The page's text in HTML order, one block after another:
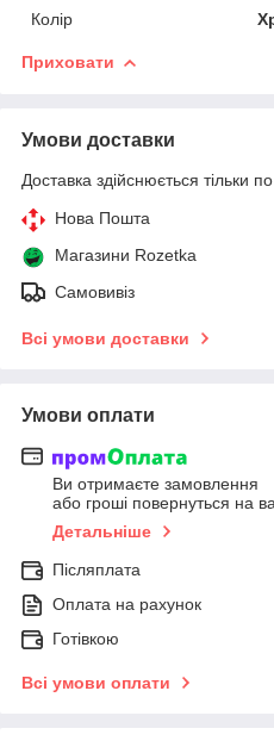
Колір
Приховати
Умови доставки
Доставка здійснюється тільки
Нова Пошта
Магазини Rozetka
Самовивіз
Всі умови доставки
Умови оплати
Ви отримаєте замовлення
або гроші повернуться на
Детальніше
Післяплата
Оплата на рахунок
Готівкою
Всі умови оплати